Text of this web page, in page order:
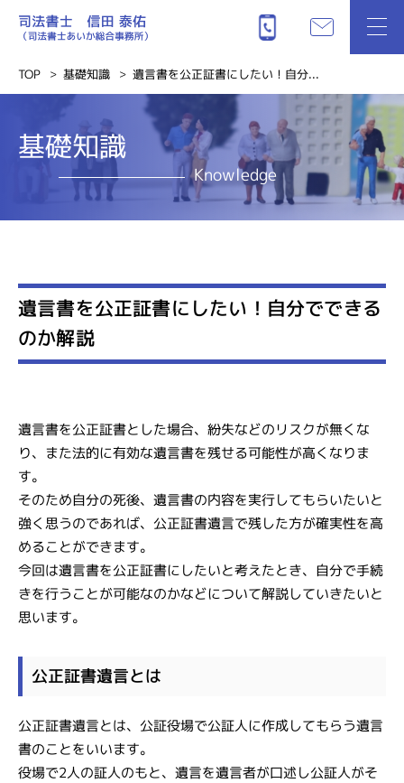
TOP 基礎知識 遺言書を公正証書にしたい！自分...
基礎知識
Knowledge
遺言書を公正証書にしたい！自分でできる
のか解説
遺言書を公正証書とした場合、紛失などのリスクが無くな
り、また法的に有効な遺言書を残せる可能性が高くなりま
す。
そのため自分の死後、遺言書の内容を実行してもらいたいと
強く思うのであれば、公正証書遺言で残した方が確実性を高
めることができます。
今回は遺言書を公正証書にしたいと考えたとき、自分で手続
きを行うことが可能なのかなどについて解説していきたいと
思います。
公正証書遺言とは
公正証書遺言とは、公証役場で公証人に作成してもらう遺言
書のことをいいます。
役場で2人の証人のもと、遺言を遺言者が口述し公証人がそ